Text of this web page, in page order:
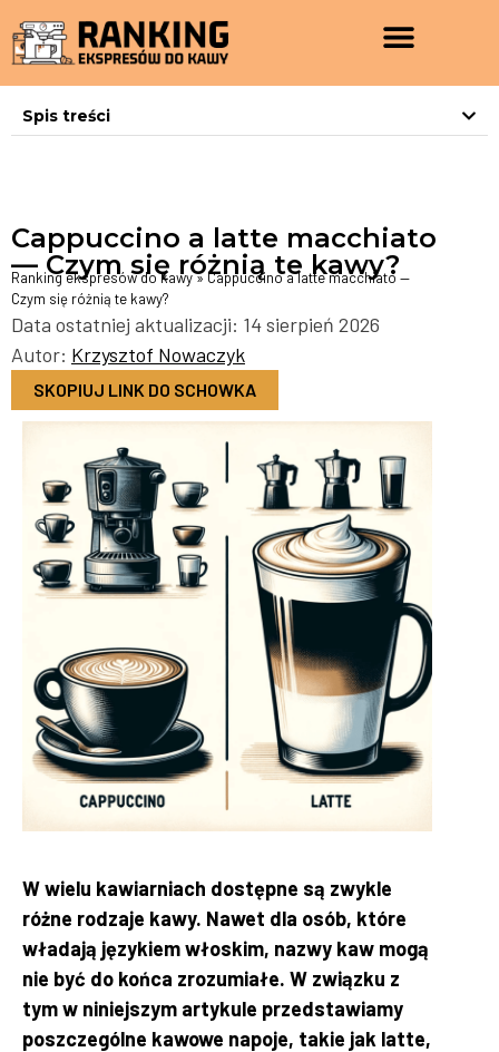
Spis treści
Cappuccino a latte macchiato
— Czym się różnią te kawy?
Ranking ekspresów do kawy»Cappuccino a latte macchiato —
Czym się różnią te kawy?
Data ostatniej aktualizacji: 14 sierpień 2026
Autor: Krzysztof Nowaczyk
SKOPIUJ LINK DO SCHOWKA
W wielu kawiarniach dostępne są zwykle
różne rodzaje kawy. Nawet dla osób, które
władają językiem włoskim, nazwy kaw mogą
nie być do końca zrozumiałe. W związku z
tym w niniejszym artykule przedstawiamy
poszczególne kawowe napoje, takie jak latte,